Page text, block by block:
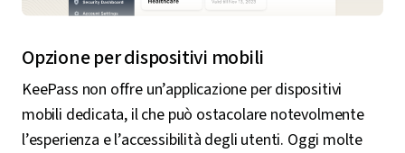
Opzione per dispositivi mobili
KeePass non offre un’applicazione per dispositivi
mobili dedicata, il che può ostacolare notevolmente
l’esperienza e l’accessibilità degli utenti. Oggi molte